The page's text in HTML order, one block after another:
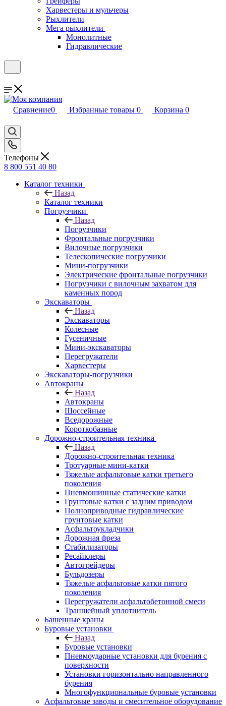
Харвестеры и мульчеры
Рыхлители
Мега рыхлители
Монолитные
Гидравлические
Сравнение0 Избранные товары 0 Корзина 0
Телефоны
8 800 551 40 80
Каталог техники
Назад
Каталог техники
Погрузчики
Назад
Погрузчики
Фронтальные погрузчики
Вилочные погрузчики
Телескопические погрузчики
Мини-погрузчики
Электрические фронтальные погрузчики
Погрузчики с вилочным захватом для
каменных пород
Экскаваторы
Назад
Экскаваторы
Колесные
Гусеничные
Мини-экскаваторы
Перегружатели
Харвестеры
Экскаваторы-погрузчики
Автокраны
Назад
Автокраны
Шоссейные
Вседорожные
Короткобазные
Дорожно-строительная техника
Назад
Дорожно-строительная техника
Тротуарные мини-катки
Тяжелые асфальтовые катки третьего
поколения
Пневмошинные статические катки
Грунтовые катки с задним приводом
Полноприводные гидравлические
грунтовые катки
Асфальтоукладчики
Дорожная фреза
Стабилизаторы
Ресайклеры
Автогрейдеры
Бульдозеры
Тяжелые асфальтовые катки пятого
поколения
Перегружатели асфальтобетонной смеси
Траншейный уплотнитель
Башенные краны
Буровые установки
Назад
Буровые установки
Пневмоударные установки для бурения с
поверхности
Установки горизонтально направленного
бурения
Многофункциональные буровые установки
Асфальтовые заводы и смесительное оборудование